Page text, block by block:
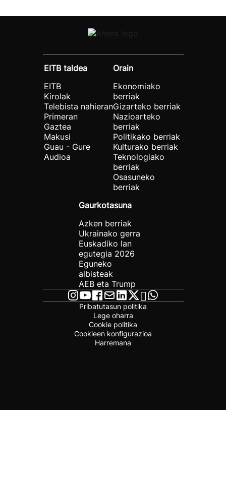
EITB taldea
EITB
Kirolak
Telebista nahieran
Primeran
Gaztea
Makusi
Guau - Gure
Audioa
Orain
Ekonomiako
berriak
Gizarteko berriak
Nazioarteko
berriak
Politikako berriak
Kulturako berriak
Teknologiako
berriak
Osasuneko
berriak
Gaurkotasuna
Azken berriak
Ukrainako gerra
Euskadiko lan
egutegia 2026
Eguneko
albisteak
AEB eta Trump
Pribatutasun politika
Lege oharra
Cookie politika
Cookieen konfigurazioa
Harremana